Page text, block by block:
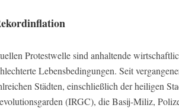
Protestwelle sind anhaltende
Lebensbedingungen. Seit
Städten, einschließlich der heiligen
(IRGC), die Basij-Miliz,